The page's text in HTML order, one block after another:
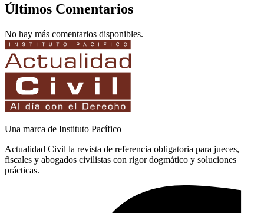
Últimos Comentarios
No hay más comentarios disponibles.
Una marca de Instituto Pacífico
Actualidad Civil la revista de referencia obligatoria para jueces,
fiscales y abogados civilistas con rigor dogmático y soluciones
prácticas.